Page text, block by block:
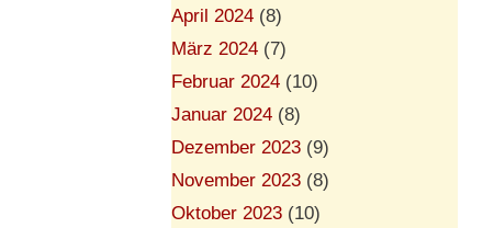
April 2024 (8)
März 2024 (7)
Februar 2024 (10)
Januar 2024 (8)
Dezember 2023 (9)
November 2023 (8)
Oktober 2023 (10)